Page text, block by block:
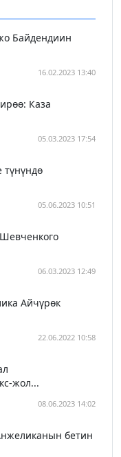
Байдендиин
16.02.2023 13:40
Каза
05.03.2023 17:54
05.06.2023 10:51
06.03.2023 12:49
Айчүрөк
22.06.2022 10:58
жол...
08.06.2023 14:02
бетин